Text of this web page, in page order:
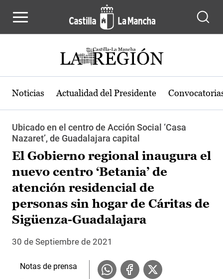
Noticias Actualidad del Presidente
Ubicado en el centro de Acción Social ‘Casa
Nazaret’, de Guadalajara capital
El Gobierno regional inaugura el
nuevo centro ‘Betania’ de
atención residencial de
personas sin hogar de Cáritas de
Sigüenza-Guadalajara
30 de Septiembre de 2021
Notas de prensa